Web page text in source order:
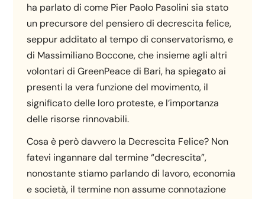
ha parlato di come Pier Paolo Pasolini sia stato
un precursore del pensiero di decrescita felice,
seppur additato al tempo di conservatorismo, e
di Massimiliano Boccone, che insieme agli altri
volontari di GreenPeace di Bari, ha spiegato ai
presenti la vera funzione del movimento, il
significato delle loro proteste, e l’importanza
delle risorse rinnovabili.
Cosa è però davvero la Decrescita Felice? Non
fatevi ingannare dal termine “decrescita”,
nonostante stiamo parlando di lavoro, economia
e società, il termine non assume connotazione